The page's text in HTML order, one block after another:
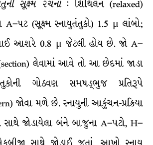
સૂક્ષ્મ રચના: શિથિલન (relaxed)
A–પટ (સૂક્ષ્મ સ્નાયુતંતુકો) 1.5 μ લાંબો;
આશરે 0.8 μ જેટલી હોય છે. જો A–
લેવામાં આવે તો આ છેદમાં જાડા
ગોઠવણ સમષડ્ભુજ પ્રતિરૂપે
જોવા મળે છે. સ્નાયુની આકુંચન-પ્રક્રિયા
સાથે જોડાયેલા બંને બાજુના A–પટો, H–